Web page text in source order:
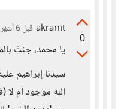
0
akramt قبل 6 أشهر
يا محمد، جئتَ
سيدنا إبراهيم
الله موجود أم لا